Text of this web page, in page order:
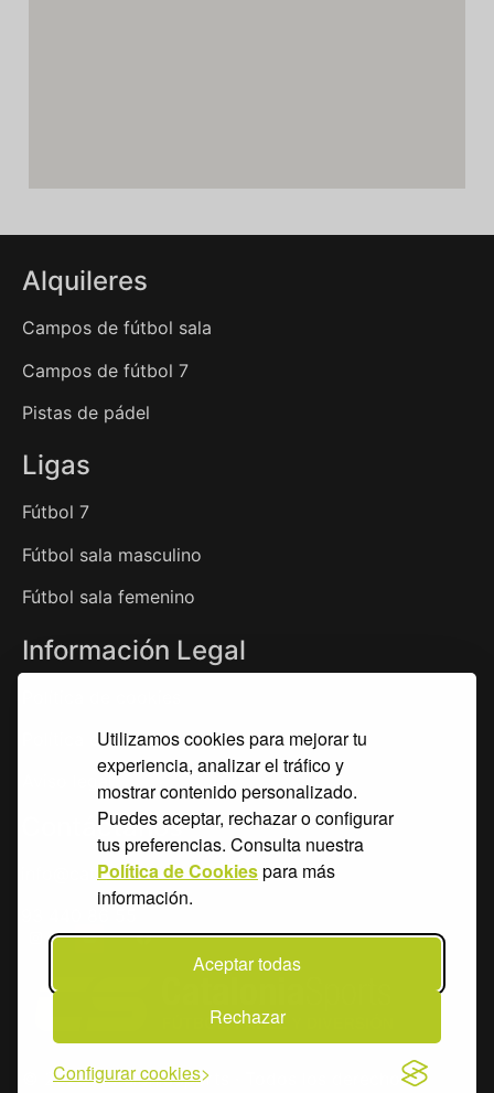
Utilizamos cookies para mejorar tu
experiencia, analizar el tráfico y
mostrar contenido personalizado.
Puedes aceptar, rechazar o configurar
tus preferencias. Consulta nuestra
Política de Cookiespara más
información.
Aceptar todas
Rechazar
Configurar cookies
Alquileres
Campos de fútbol sala
Campos de fútbol 7
Pistas de pádel
Ligas
Fútbol 7
Fútbol sala masculino
Fútbol sala femenino
Información Legal
Política de privacidad
Contáctanos
info@catsports.net
© 2026 CataloniaSports · Todos los derechos